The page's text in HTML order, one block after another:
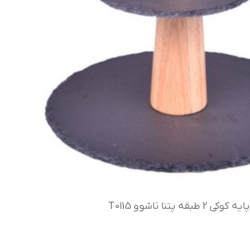
پایه کوکی 2 طبقه پتنا تاشوو T0115